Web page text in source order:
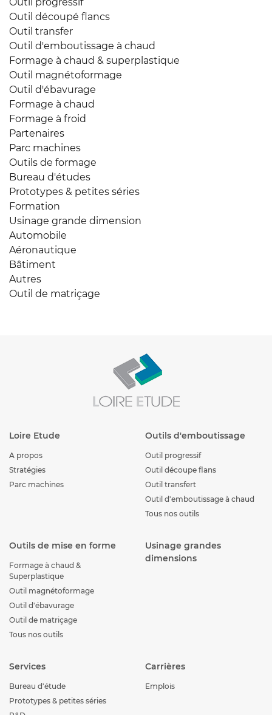
Outil découpé flancs
Outil transfer
Outil d'emboutissage à chaud
Formage à chaud & superplastique
Outil magnétoformage
Outil d'ébavurage
Formage à chaud
Formage à froid
Partenaires
Parc machines
Outils de formage
Bureau d'études
Prototypes & petites séries
Formation
Usinage grande dimension
Automobile
Aéronautique
Bâtiment
Autres
Outil de matriçage
Loire Etude
A propos
Stratégies
Parc machines
Outils d'emboutissage
Outil progressif
Outil découpe flans
Outil transfert
Outil d'emboutissage à chaud
Tous nos outils
Outils de mise en forme
Formage à chaud &
Superplastique
Outil magnétoformage
Outil d'ébavurage
Outil de matriçage
Tous nos outils
Usinage grandes
dimensions
Services
Bureau d'étude
Prototypes & petites séries
Carrières
Emplois